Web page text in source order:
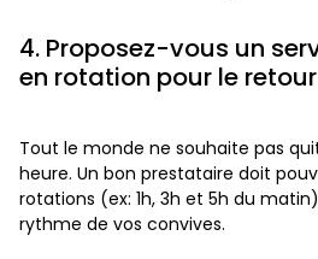
4. Proposez-vous un
en rotation pour le
Tout le monde ne souhaite pas
heure. Un bon prestataire doit
rotations (ex: 1h, 3h et 5h du
rythme de vos convives.